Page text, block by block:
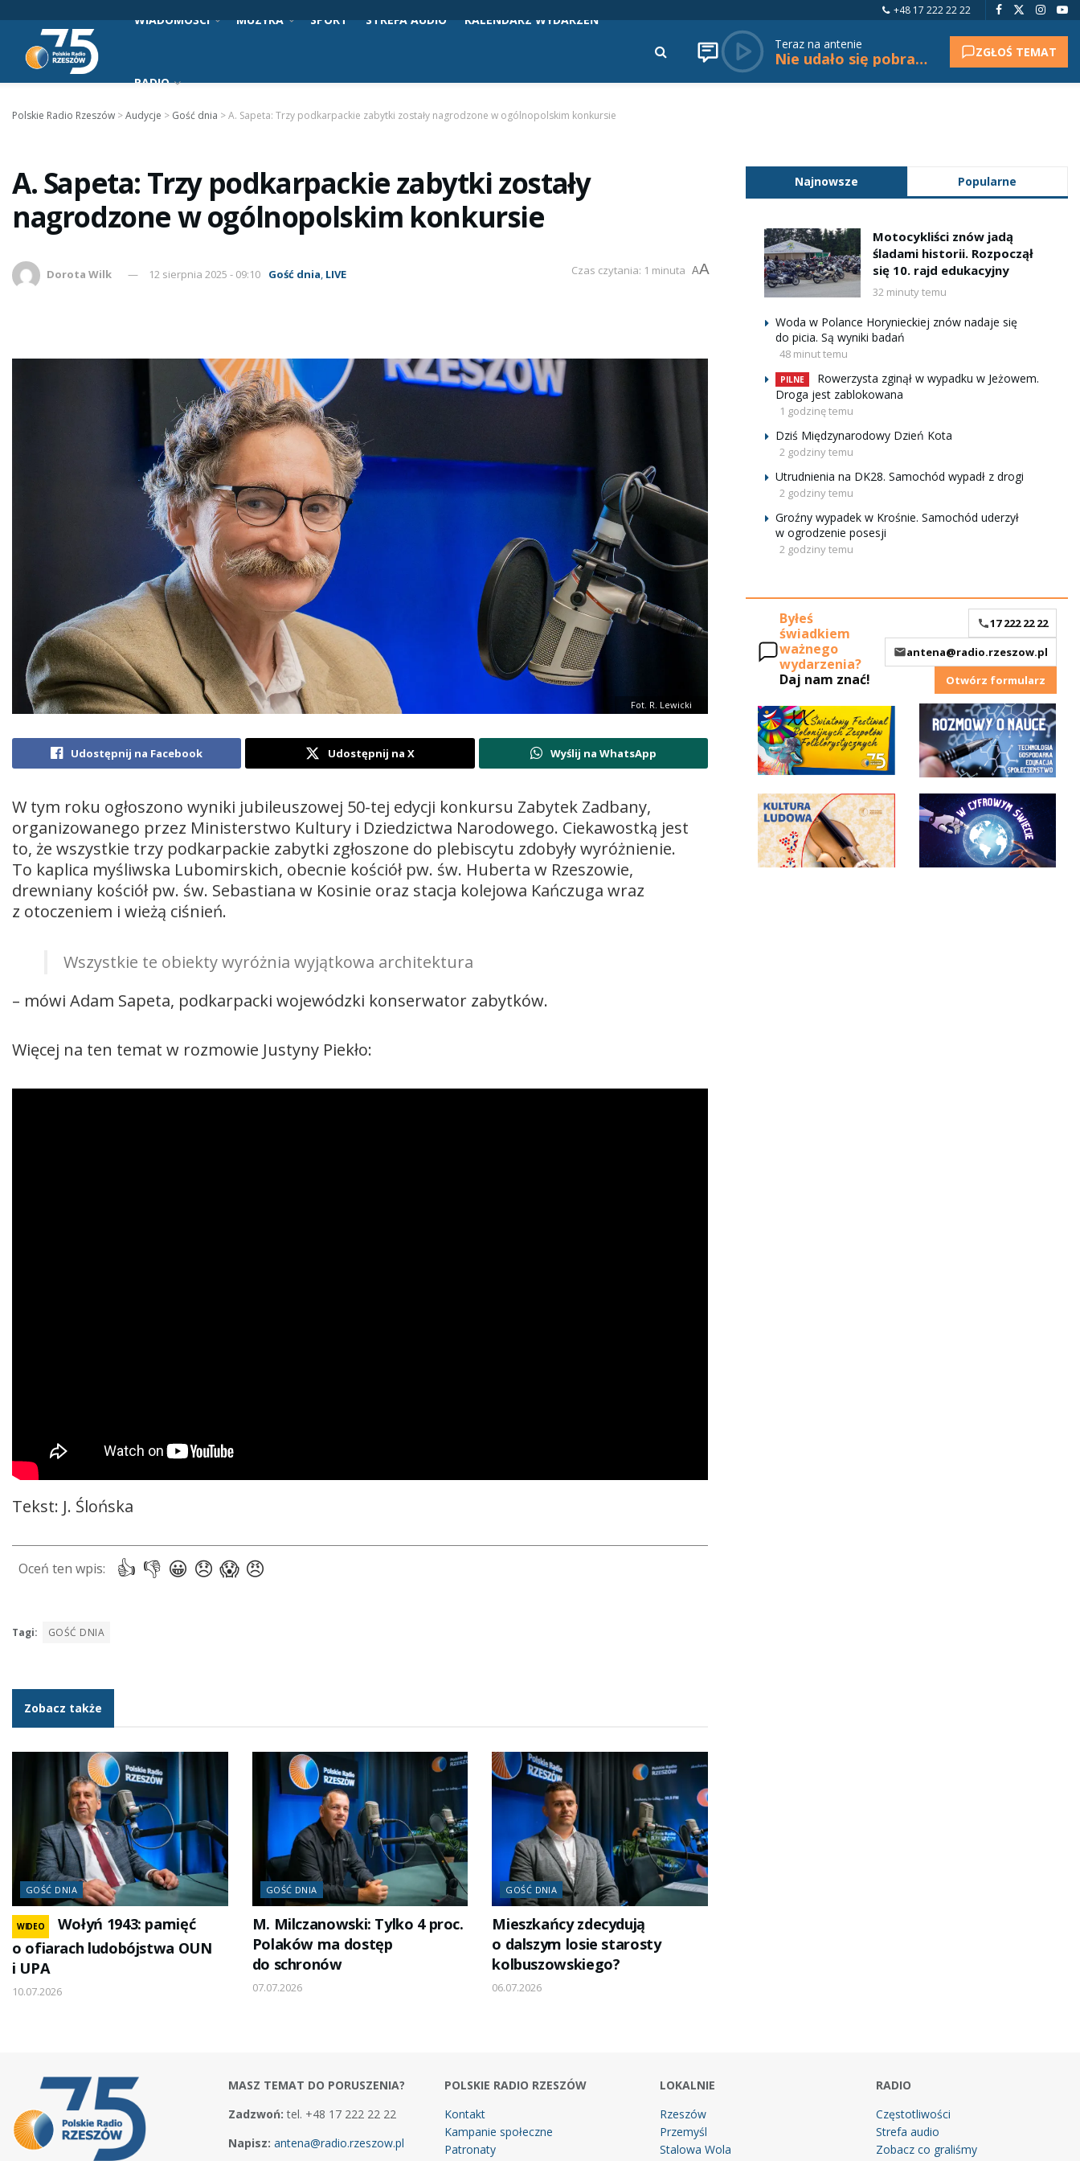
+48 17 222 22 22
WIADOMOŚCI MUZYKA SPORT STREFA AUDIO KALENDARZ WYDARZEŃ
RADIO
Teraz na antenie
Nie udało się pobrać tytułu. ZGŁOŚ TEMAT
Polskie Radio Rzeszów >Audycje > Gość dnia >A. Sapeta: Trzy podkarpackie zabytki zostały nagrodzone w ogólnopolskim konkursie
A. Sapeta: Trzy podkarpackie zabytki zostały
nagrodzone w ogólnopolskim konkursie
Dorota Wilk 12 sierpnia 2025 - 09:10 Gość dnia, LIVE Czas czytania: 1 minuta AA
Fot. R. Lewicki
Udostępnij na Facebook Udostępnij na X Wyślij na WhatsApp
W tym roku ogłoszono wyniki jubileuszowej 50-tej edycji konkursu Zabytek Zadbany,
organizowanego przez Ministerstwo Kultury i Dziedzictwa Narodowego. Ciekawostką jest
to, że wszystkie trzy podkarpackie zabytki zgłoszone do plebiscytu zdobyły wyróżnienie.
To kaplica myśliwska Lubomirskich, obecnie kościół pw. św. Huberta w Rzeszowie,
drewniany kościół pw. św. Sebastiana w Kosinie oraz stacja kolejowa Kańczuga wraz
z otoczeniem i wieżą ciśnień.
Wszystkie te obiekty wyróżnia wyjątkowa architektura
– mówi Adam Sapeta, podkarpacki wojewódzki konserwator zabytków.
Więcej na ten temat w rozmowie Justyny Piekło:
Tekst: J. Ślońska
Tagi: GOŚĆ DNIA
Zobacz także
GOŚĆ DNIA
WIDEO
Wołyń 1943: pamięć
o ofiarach ludobójstwa OUN
i UPA
10.07.2026
GOŚĆ DNIA
M. Milczanowski: Tylko 4 proc.
Polaków ma dostęp
do schronów
07.07.2026
GOŚĆ DNIA
Mieszkańcy zdecydują
o dalszym losie starosty
kolbuszowskiego?
06.07.2026
Najnowsze Popularne
Motocykliści znów jadą
śladami historii. Rozpoczął
się 10. rajd edukacyjny
32 minuty temu
Woda w Polance Horynieckiej znów nadaje się
do picia. Są wyniki badań
48 minut temu
PILNE
Rowerzysta zginął w wypadku w Jeżowem.
Droga jest zablokowana
1 godzinę temu
Dziś Międzynarodowy Dzień Kota
2 godziny temu
Utrudnienia na DK28. Samochód wypadł z drogi
2 godziny temu
Groźny wypadek w Krośnie. Samochód uderzył
w ogrodzenie posesji
2 godziny temu
Byłeś
świadkiem
ważnego
wydarzenia?
Daj nam znać!
17 222 22 22
antena@radio.rzeszow.pl
Otwórz formularz
MASZ TEMAT DO PORUSZENIA?
Zadzwoń: tel. +48 17 222 22 22
Napisz: antena@radio.rzeszow.pl
POLSKIE RADIO RZESZÓW
Kontakt
Kampanie społeczne
Patronaty
LOKALNIE
Rzeszów
Przemyśl
Stalowa Wola
RADIO
Częstotliwości
Strefa audio
Zobacz co graliśmy